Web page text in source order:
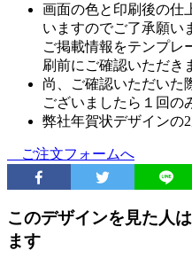
画面の色と印刷後の仕
いますのでご了承願い
ご掲載情報をテンプレ
刷前にご確認いただき
尚、ご確認いただいた
ございましたら１回の
弊社年賀状デザインの
ご注文フォームへ
このデザインを見た人
ます